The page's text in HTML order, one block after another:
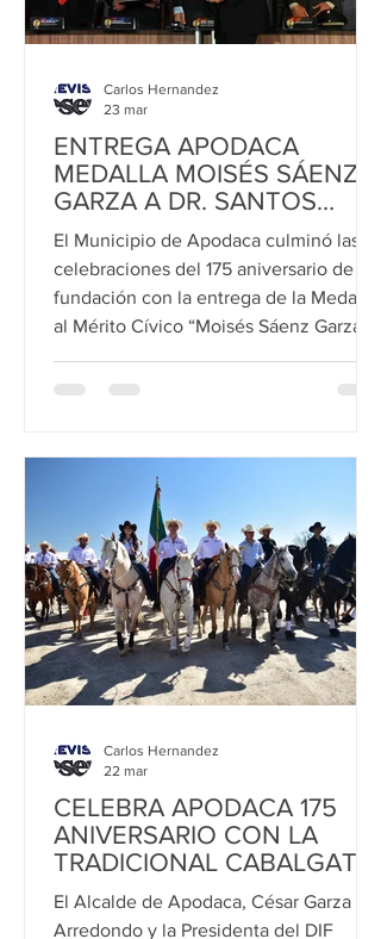
ENTREGA APODACA
MEDALLA MOISÉS SÁENZ
GARZA A DR. SANTOS
GUZMÁN LÓPEZ
El Municipio de Apodaca culminó las
celebraciones del 175 aniversario de su
fundación con la entrega de la Medalla
al Mérito Cívico “Moisés Sáenz Garza”
Guzmán López, rector de la
al Dr. Santos Guzmán por el impacto
significativo que ha tenido su trabajo
académico, humanista y social en el
progreso y bienestar de la ciudad, así
como por s
Carlos Hernandez
23 mar
CELEBRA APODACA 175
ANIVERSARIO CON LA
TRADICIONAL CABALGATA
El Alcalde de Apodaca, César Garza
Arredondo y la Presidenta del DIF
Carlos Hernandez
22 mar